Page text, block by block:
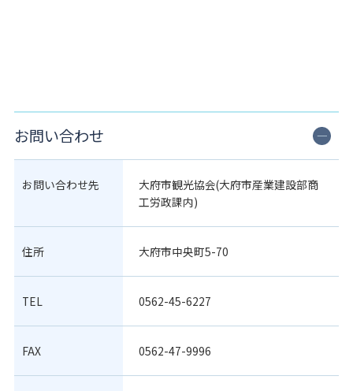
お問い合わせ
お問い合わせ先
大府市観光協会(大府市産業建設部商
工労政課内)
住所 大府市中央町5-70
TEL 0562-45-6227
FAX 0562-47-9996